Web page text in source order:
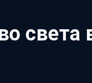
света